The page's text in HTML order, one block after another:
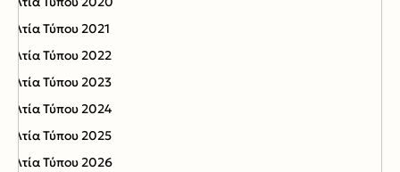
Δελτία Τύπου 2021
Δελτία Τύπου 2022
Δελτία Τύπου 2023
Δελτία Τύπου 2024
Δελτία Τύπου 2025
Δελτία Τύπου 2026